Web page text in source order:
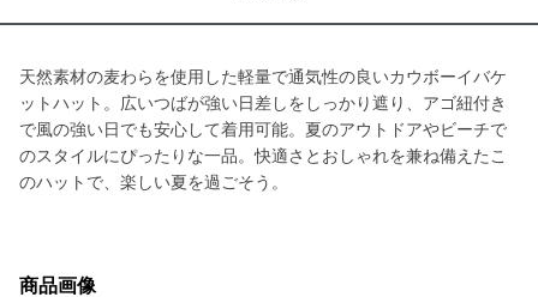
天然素材の麦わらを使用した軽量で通気性の良いカウボーイバケ
ットハット。広いつばが強い日差しをしっかり遮り、アゴ紐付き
で風の強い日でも安心して着用可能。夏のアウトドアやビーチで
のスタイルにぴったりな一品。快適さとおしゃれを兼ね備えたこ
のハットで、楽しい夏を過ごそう。
商品画像